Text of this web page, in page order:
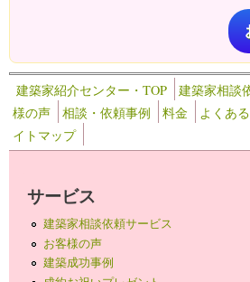
建築家紹介センター・TOP 建築家相談
様の声
相談・依頼事例 料金 よくあ
イトマップ
サービス
建築家相談依頼サービス
お客様の声
建築成功事例